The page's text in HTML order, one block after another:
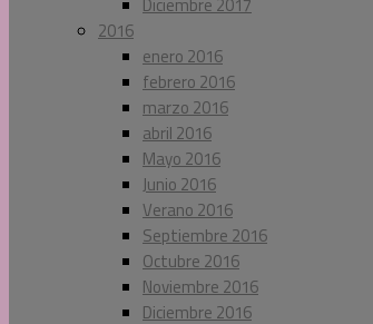
2016
enero 2016
febrero 2016
marzo 2016
abril 2016
Mayo 2016
Junio 2016
Verano 2016
Septiembre 2016
Octubre 2016
Noviembre 2016
Diciembre 2016